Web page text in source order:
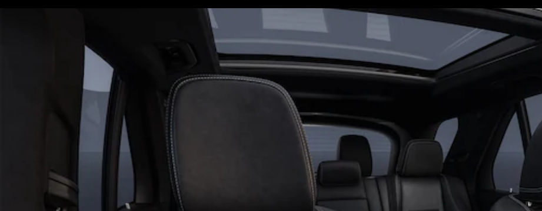
Showroom
Online
Ofertas
especiais
Clientes
Corporativos
Seminovos
Certified
Configurador
Agendar
test drive